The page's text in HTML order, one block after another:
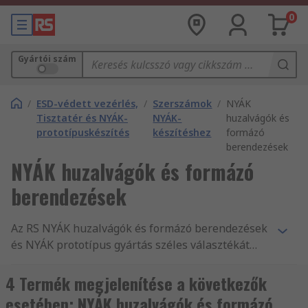
0
Gyártói szám
/ ESD-védett vezérlés,
Tisztatér és NYÁK-
prototípuskészítés
/ Szerszámok
NYÁK-
készítéshez
/ NYÁK
huzalvágók és
formázó
berendezések
NYÁK huzalvágók és formázó
berendezések
Az RS NYÁK huzalvágók és formázó berendezések
és NYÁK prototípus gyártás széles választékát
szolgáltatásaink, valamint több mint 550 000
másnap szállítható termékünk csupán egy pár
4 Termék megjelenítése a következők